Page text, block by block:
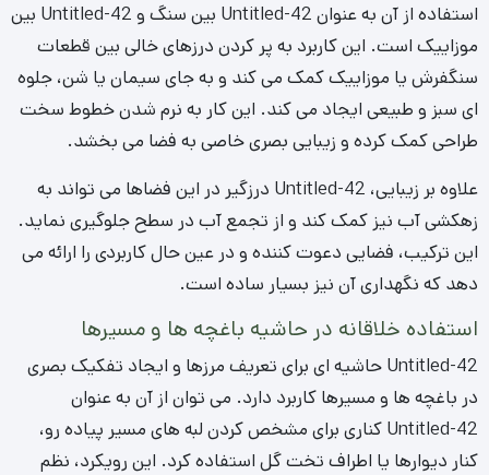
استفاده از آن به عنوان Untitled-42 بین سنگ و Untitled-42 بین
موزاییک است. این کاربرد به پر کردن درزهای خالی بین قطعات
سنگفرش یا موزاییک کمک می کند و به جای سیمان یا شن، جلوه
ای سبز و طبیعی ایجاد می کند. این کار به نرم شدن خطوط سخت
طراحی کمک کرده و زیبایی بصری خاصی به فضا می بخشد.
علاوه بر زیبایی، Untitled-42 درزگیر در این فضاها می تواند به
زهکشی آب نیز کمک کند و از تجمع آب در سطح جلوگیری نماید.
این ترکیب، فضایی دعوت کننده و در عین حال کاربردی را ارائه می
دهد که نگهداری آن نیز بسیار ساده است.
استفاده خلاقانه در حاشیه باغچه ها و مسیرها
Untitled-42 حاشیه ای برای تعریف مرزها و ایجاد تفکیک بصری
در باغچه ها و مسیرها کاربرد دارد. می توان از آن به عنوان
Untitled-42 کناری برای مشخص کردن لبه های مسیر پیاده رو،
کنار دیوارها یا اطراف تخت گل استفاده کرد. این رویکرد، نظم